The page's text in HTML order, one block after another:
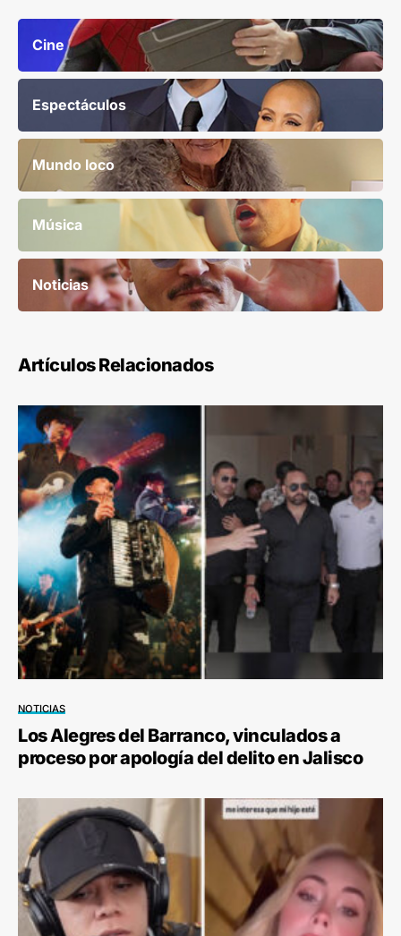
Cine
Espectáculos
Mundo loco
Música
Noticias
Artículos Relacionados
NOTICIAS
Los Alegres del Barranco, vinculados a
proceso por apología del delito en Jalisco